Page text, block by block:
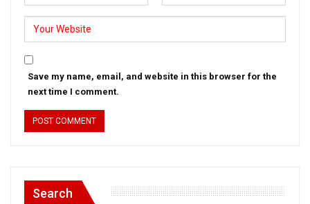
Save my name, email, and website in this browser for the
next time I comment.
Search